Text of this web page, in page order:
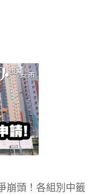
崩頭！各組別中籤